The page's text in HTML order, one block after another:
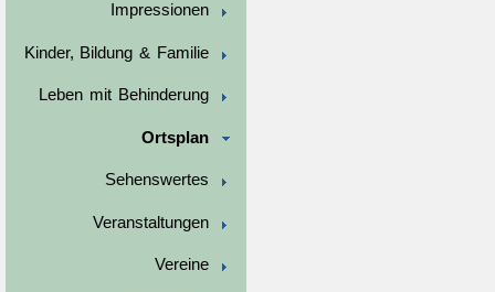
Impressionen
Kinder, Bildung & Familie
Leben mit Behinderung
Ortsplan
Sehenswertes
Veranstaltungen
Vereine